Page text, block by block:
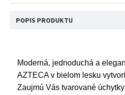
POPIS PRODUKTU
Moderná, jednoduchá a
AZTECA v bielom lesku
Zaujmú Vás tvarované